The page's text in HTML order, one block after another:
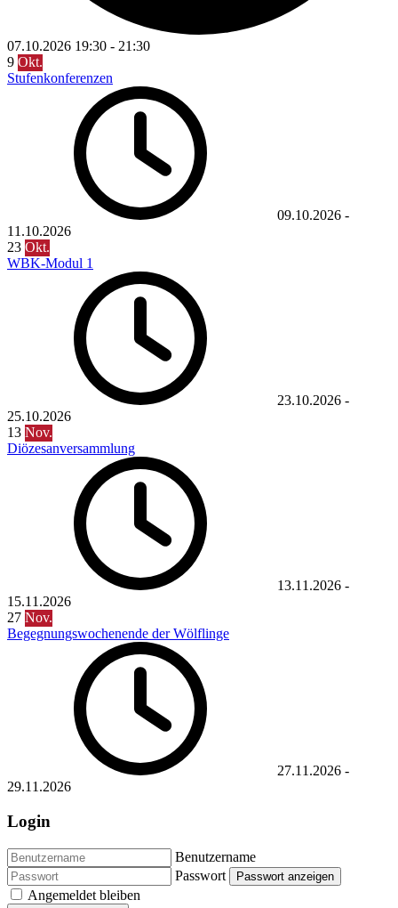
07.10.2026 19:30 - 21:30
9 Okt.
Stufenkonferenzen
09.10.2026 -
11.10.2026
23 Okt.
WBK-Modul 1
23.10.2026 -
25.10.2026
13 Nov.
Diözesanversammlung
13.11.2026 -
15.11.2026
27 Nov.
Begegnungswochenende der Wölflinge
27.11.2026 -
29.11.2026
Login
Benutzername
Passwort
Passwort anzeigen
Angemeldet bleiben